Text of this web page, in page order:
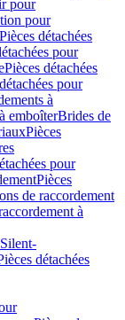
pour
pour
Pièces détachées
pour
Pièces détachées
pour
à
emboîterBrides de
Pièces
pour
Pièces
de raccordement
à
détachées